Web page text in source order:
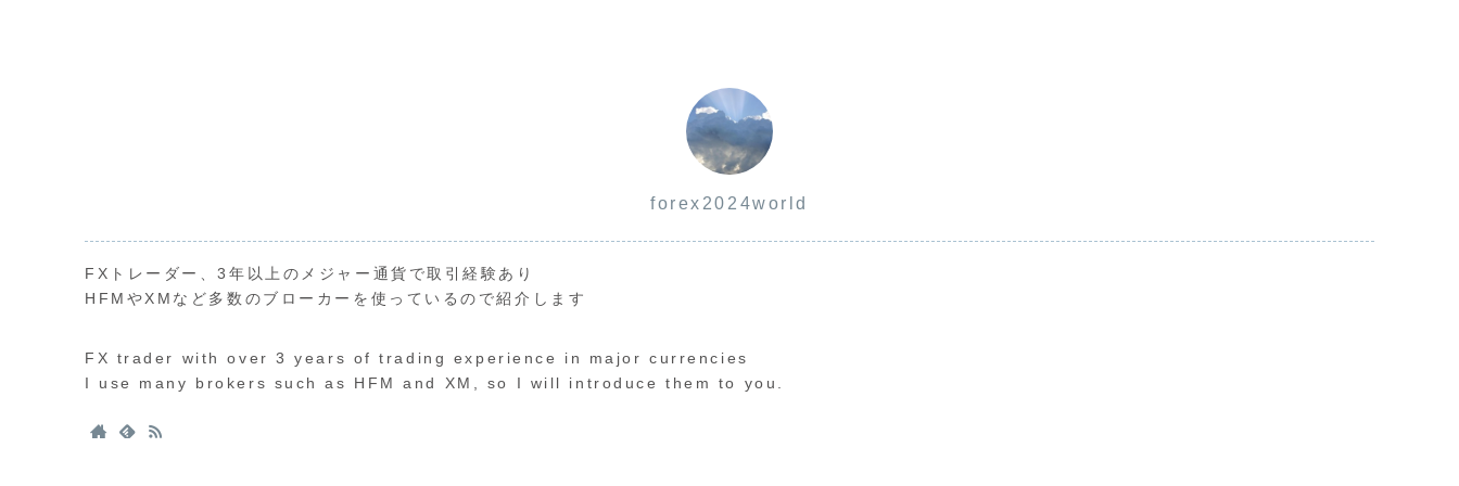
forex2024world
FXトレーダー、3年以上のメジャー通貨で取引経験あり
HFMやXMなど多数のブローカーを使っているので紹介します
FX trader with over 3 years of trading experience in major currencies
I use many brokers such as HFM and XM, so I will introduce them to you.